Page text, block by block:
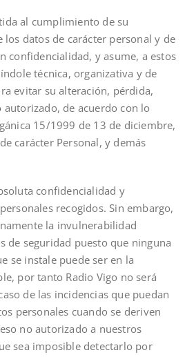
al cumplimiento de su
los datos de carácter personal y de
confidencialidad, y asume, a estos
técnica, organizativa y de
evitar su alteración, pérdida,
de acuerdo con lo
15/1999 de 13 de diciembre,
carácter Personal, y demás
confidencialidad y
recogidos. Sin embargo,
la invulnerabilidad
de seguridad puesto que ninguna
se instale puede ser en la
por tanto Radio Vigo no será
de las incidencias que puedan
personales cuando se deriven
no autorizado a nuestros
sea imposible detectarlo por